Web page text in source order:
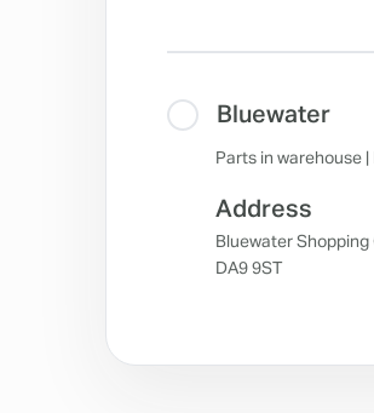
Bluewater
Parts in warehouse
Address
Bluewater
DA9 9ST